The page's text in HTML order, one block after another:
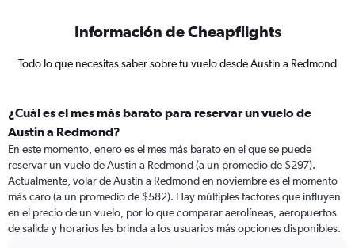
Información de Cheapflights
Todo lo que necesitas saber sobre tu vuelo desde Austin a Redmond
¿Cuál es el mes más barato para reservar un vuelo de
Austin a Redmond?
En este momento, enero es el mes más barato en el que se puede
reservar un vuelo de Austin a Redmond (a un promedio de $297).
Actualmente, volar de Austin a Redmond en noviembre es el momento
más caro (a un promedio de $582). Hay múltiples factores que influyen
en el precio de un vuelo, por lo que comparar aerolíneas, aeropuertos
de salida y horarios les brinda a los usuarios más opciones disponibles.